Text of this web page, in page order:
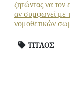
ζητώντας να τον
αν συμφωνεί με
νομοθετικών
ΤΙΤΛΟΣ